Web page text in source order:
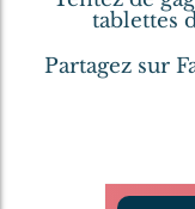
tablettes
Partagez sur